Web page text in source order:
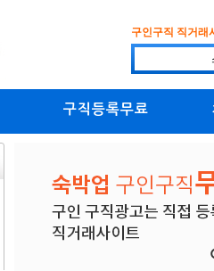
구인구직 직거래
구직등록무료